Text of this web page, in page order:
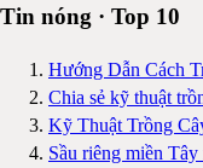
Tin nóng · Top 10
Hướng Dẫn Cách
Chia sẻ kỹ thuật
Kỹ Thuật Trồng
Sầu riêng miền